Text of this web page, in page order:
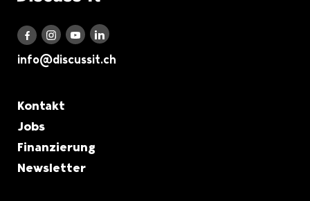
Discuss it auf Facebook
Discuss it auf Instagram
Discuss it auf Youtube
Discuss it auf LinkedIn
info@discussit.ch
Metanavigation
Kontakt
Jobs
Finanzierung
Newsletter